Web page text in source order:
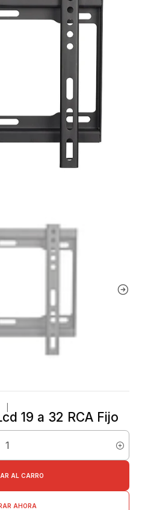
19 a 32 RCA Fijo
AL CARRO
AHORA